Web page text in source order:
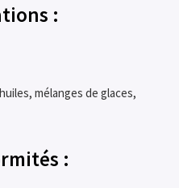
:
mélanges de glaces,
: